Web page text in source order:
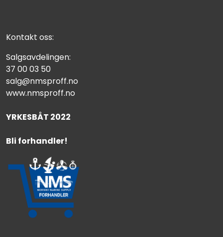
Kontakt oss:
Salgsavdelingen:
37 00 03 50
salg@nmsproff.no
www.nmsproff.no
YRKESBÅT 2022
Bli forhandler!